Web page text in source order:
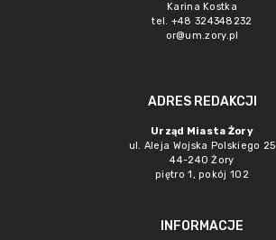
Karina Kostka
tel. +48 324348232
or@um.zory.pl
ADRES REDAKCJI
Urząd Miasta Żory
ul. Aleja Wojska Polskiego 25
44-240 Żory
piętro 1, pokój 102
INFORMACJE